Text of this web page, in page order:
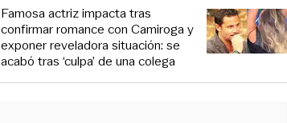
Famosa actriz impacta tras
confirmar romance con Camiroga y
exponer reveladora situación: se
acabó tras ‘culpa’ de una colega